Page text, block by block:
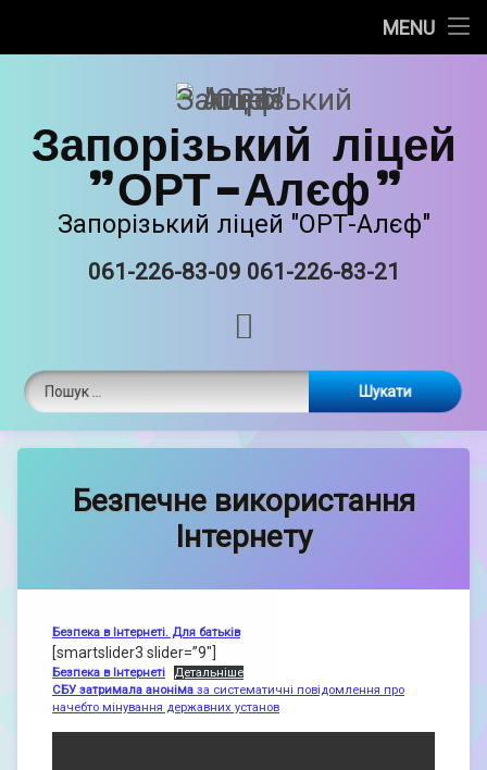
MENU
Прозорість та інформаційна відкритість
Безпечне освітнє середовище
Освітня діяльність
Виховна робота
Єврейські національні традиції
Матеріально-технічне забазпечення
ORT STEAM
Запорізький ліцей
"ОРТ-Алєф"
Запорізький ліцей "ОРТ-Алєф"
061-226-83-09 061-226-83-21
Пошук:
Безпечне використання
Інтернету
Безпека в Інтернеті. Для батьків
[smartslider3 slider=”9″]
Безпека в Інтернеті
Детальніше
СБУ затримала aнoнімa за систематичнi повiдомлення про
начебто мiнування державних установ